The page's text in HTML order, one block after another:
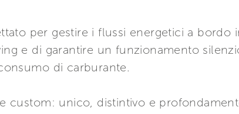
per gestire i flussi energetici a bordo
e di garantire un funzionamento
di carburante.
custom: unico, distintivo e